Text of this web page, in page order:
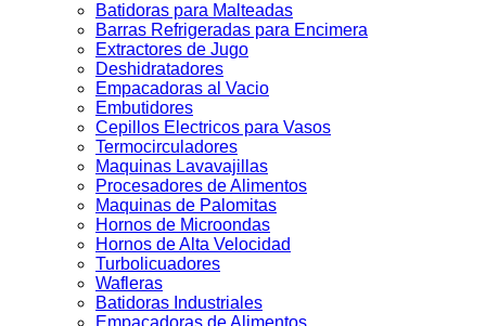
Batidoras para Malteadas
Barras Refrigeradas para Encimera
Extractores de Jugo
Deshidratadores
Empacadoras al Vacio
Embutidores
Cepillos Electricos para Vasos
Termocirculadores
Maquinas Lavavajillas
Procesadores de Alimentos
Maquinas de Palomitas
Hornos de Microondas
Hornos de Alta Velocidad
Turbolicuadores
Wafleras
Batidoras Industriales
Empacadoras de Alimentos